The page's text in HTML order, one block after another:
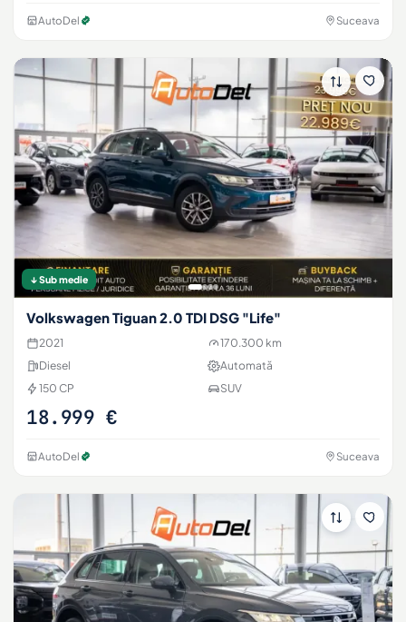
AutoDel Suceava
↓ Sub medie
Volkswagen Tiguan 2.0 TDI DSG "Life"
2021
170.300 km
Diesel
Automată
150 CP
SUV
18.999 €
AutoDel Suceava